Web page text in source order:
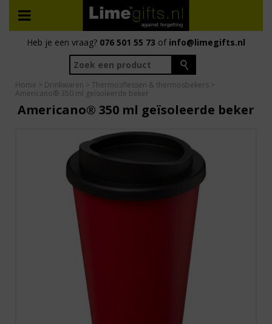
Heb je een vraag? 076 501 55 73 of info@limegifts.nl
Home > Drinkwaren > Thermosflessen & thermosbekers >
Americano® 350 ml geïsoleerde beker
Americano® 350 ml geïsoleerde beker